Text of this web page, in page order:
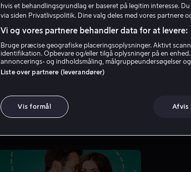
Laverne
hvis et behandlingsgrundlag er baseret på legitim interesse.
via siden Privatlivspolitik. Dine valg deles med vores partnere
Vi og vores partnere behandler data for at levere:
Bruge præcise geografiske placeringsoplysninger. Aktivt
identifikation. Opbevare og/eller tilgå oplysninger på en
annoncerings- og indholdsmåling, målgruppeundersøgelser
Liste over partnere (leverandører)
Vis formål Afvis